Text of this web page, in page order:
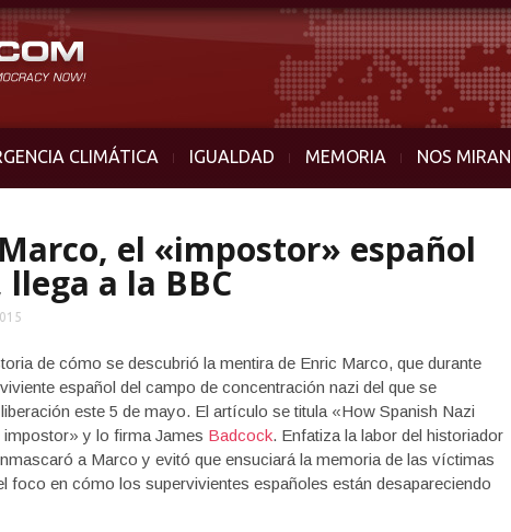
CLIMÁTICA IGUALDAD MEMORIA NOS MIRAN
el «impostor» español
a la BBC
de cómo se descubrió la mentira de Enric Marco, que durante
español del campo de concentración nazi del que se
este 5 de mayo. El artículo se titula «How Spanish Nazi
y lo firma James Badcock. ‏Enfatiza la labor del historiador
a Marco y evitó que ensuciará la memoria de las víctimas
foco en cómo los supervivientes españoles están desapareciendo